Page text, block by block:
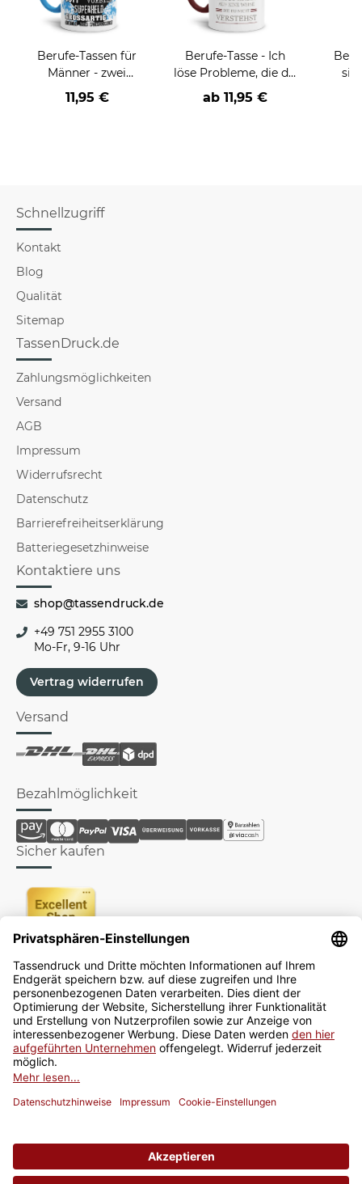
Berufe-Tassen für
Männer - zwei
Farbvarianten
11,95 €
Berufe-Tasse - Ich
löse Probleme, die du
nicht verstehst -
verschiedene Berufe
ab 11,95 €
Schnellzugriff
Kontakt
Blog
Qualität
Sitemap
TassenDruck.de
Zahlungsmöglichkeiten
Versand
AGB
Impressum
Widerrufsrecht
Datenschutz
Barrierefreiheitserklärung
Batteriegesetzhinweise
Kontaktiere uns
shop@tassendruck.de
+49 751 2955 3100
Mo-Fr, 9-16 Uhr
Vertrag widerrufen
Versand
Bezahlmöglichkeit
Sicher kaufen
Newsletter